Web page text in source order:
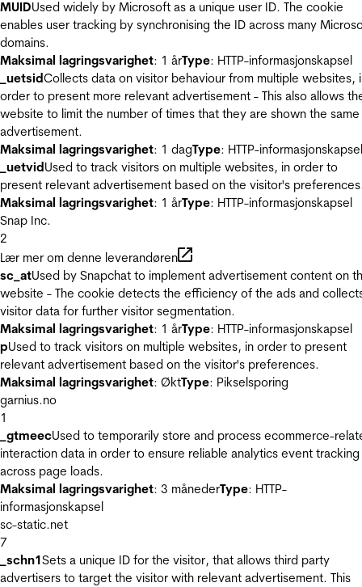
MUIDUsed widely by Microsoft as a unique user ID. The cookie
enables user tracking by synchronising the ID across many
domains.
Maksimal lagringsvarighet: 1 årType: HTTP-informasjonskapsel
_uetsidCollects data on visitor behaviour from multiple websites,
order to present more relevant advertisement - This also allows
website to limit the number of times that they are shown the same
advertisement.
Maksimal lagringsvarighet: 1 dagType: HTTP-informasjonskapsel
_uetvidUsed to track visitors on multiple websites, in order to
present relevant advertisement based on the visitor's
Maksimal lagringsvarighet: 1 årType: HTTP-informasjonskapsel
Snap Inc.
2
Lær mer om denne leverandøren
sc_atUsed by Snapchat to implement advertisement content on
website - The cookie detects the efficiency of the ads and
visitor data for further visitor segmentation.
Maksimal lagringsvarighet: 1 årType: HTTP-informasjonskapsel
pUsed to track visitors on multiple websites, in order to present
relevant advertisement based on the visitor's preferences.
Maksimal lagringsvarighet: ØktType: Pikselsporing
garnius.no
1
_gtmeecUsed to temporarily store and process ecommerce-
interaction data in order to ensure reliable analytics event tracking
across page loads.
Maksimal lagringsvarighet: 3 månederType: HTTP-
informasjonskapsel
sc-static.net
7
_schn1Sets a unique ID for the visitor, that allows third party
advertisers to target the visitor with relevant advertisement. This